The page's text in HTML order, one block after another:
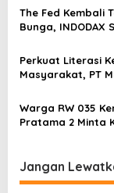
o
s
Blockchain
The Fed Kembali
Bunga, INDODAX
Sentimen Pasar
Perkuat Literasi
Masyarakat, PT
Karpet Masjid di
Warga RW 035
Pratama 2 Minta
Metro Bekasi
Jangan